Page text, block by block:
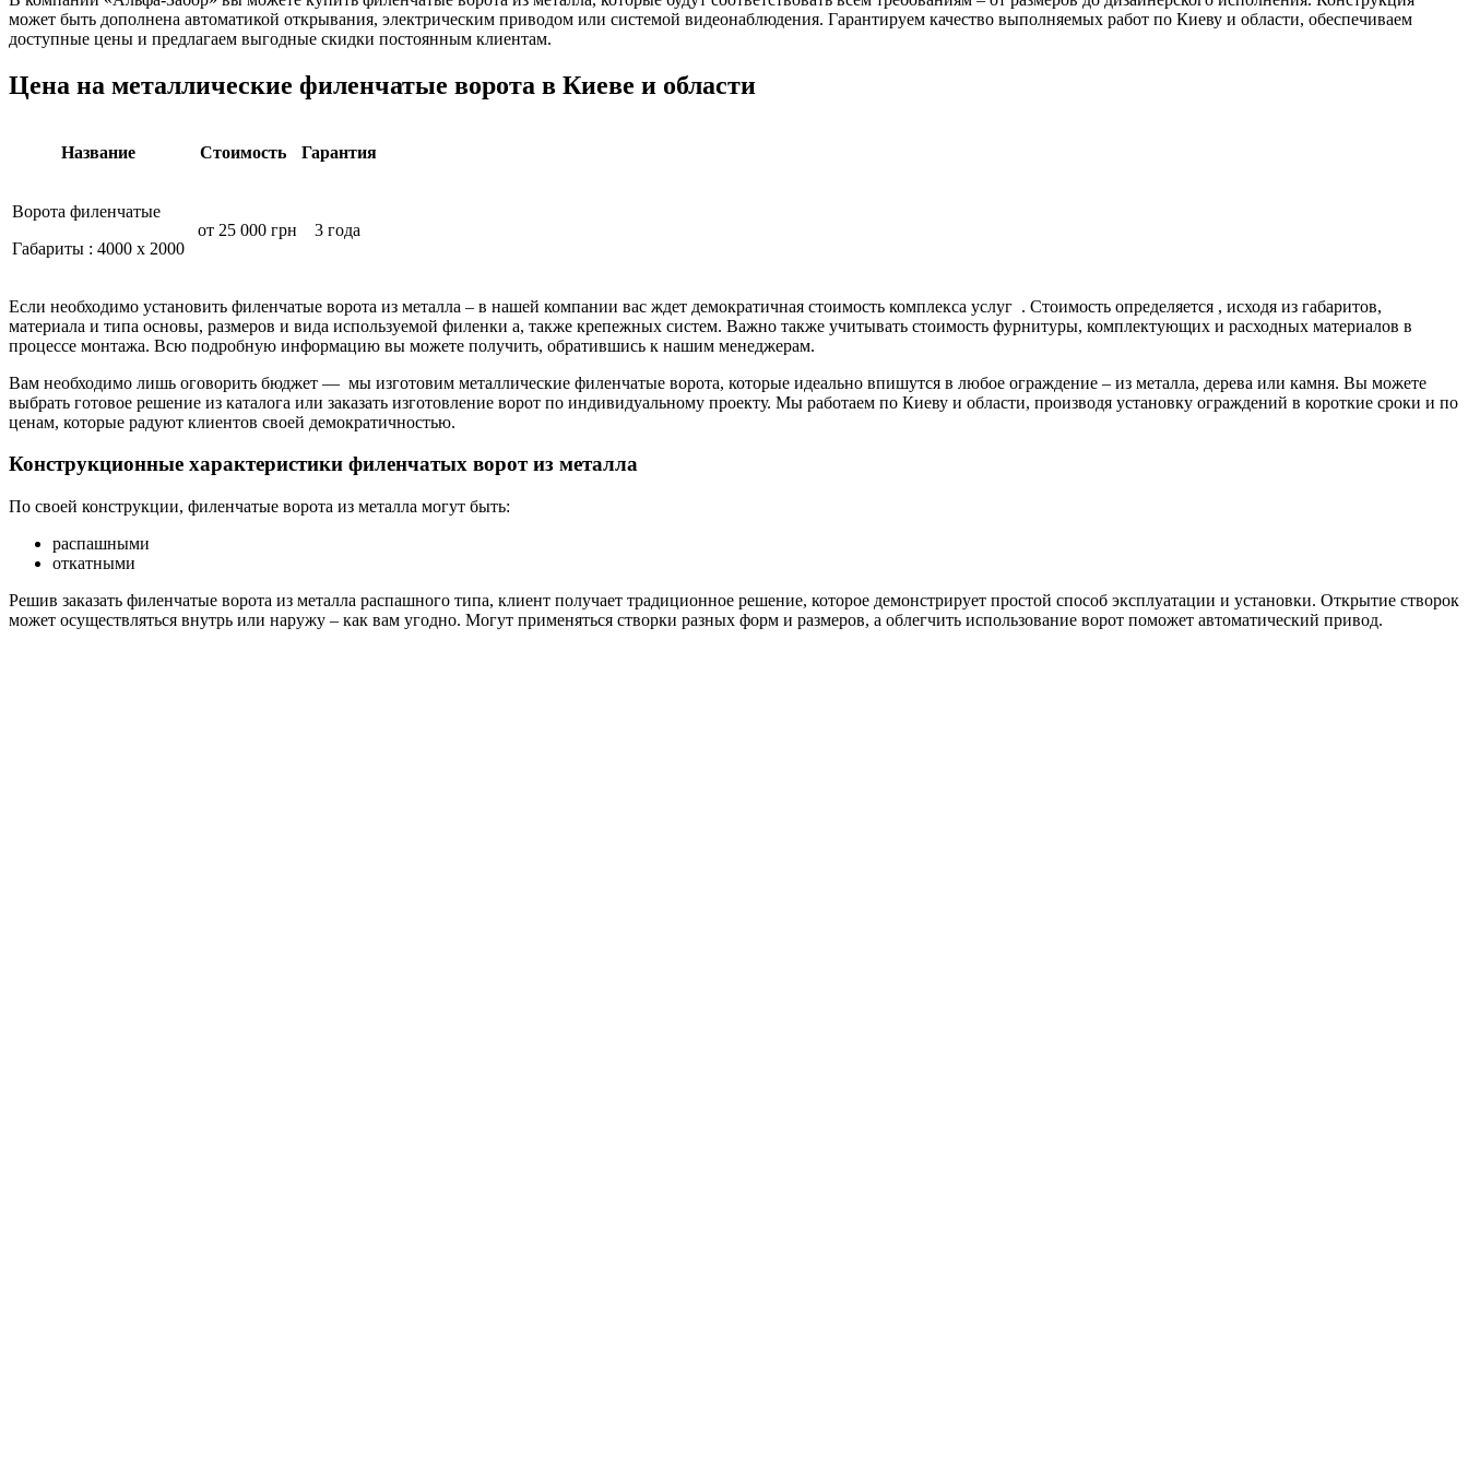
может быть дополнена автоматикой открывания, электрическим приводом или системой видеонаблюдения. Гарантируем качество выполняемых работ по Киеву и области, обеспечиваем
доступные цены и предлагаем выгодные скидки постоянным клиентам.
Цена на металлические филенчатые ворота в Киеве и области
Название Стоимость Гарантия
Ворота филенчатые
Габариты : 4000 х 2000
от 25 000 грн 3 года
Если необходимо установить филенчатые ворота из металла – в нашей компании вас ждет демократичная стоимость комплекса услуг . Стоимость определяется , исходя из габаритов,
материала и типа основы, размеров и вида используемой филенки а, также крепежных систем. Важно также учитывать стоимость фурнитуры, комплектующих и расходных материалов в
процессе монтажа. Всю подробную информацию вы можете получить, обратившись к нашим менеджерам.
Вам необходимо лишь оговорить бюджет — мы изготовим металлические филенчатые ворота, которые идеально впишутся в любое ограждение – из металла, дерева или камня. Вы можете
выбрать готовое решение из каталога или заказать изготовление ворот по индивидуальному проекту. Мы работаем по Киеву и области, производя установку ограждений в короткие сроки и по
ценам, которые радуют клиентов своей демократичностью.
Конструкционные характеристики филенчатых ворот из металла
По своей конструкции, филенчатые ворота из металла могут быть:
распашными
откатными
Решив заказать филенчатые ворота из металла распашного типа, клиент получает традиционное решение, которое демонстрирует простой способ эксплуатации и установки. Открытие створок
может осуществляться внутрь или наружу – как вам угодно. Могут применяться створки разных форм и размеров, а облегчить использование ворот поможет автоматический привод.